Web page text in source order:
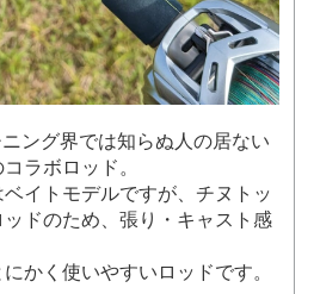
ング界では知らぬ人の居ない
ラボロッド。
イトモデルですが、チヌトッ
ドのため、張り・キャスト感
かく使いやすいロッドです。